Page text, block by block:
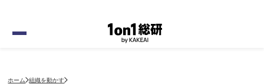
ホーム 組織を動かす